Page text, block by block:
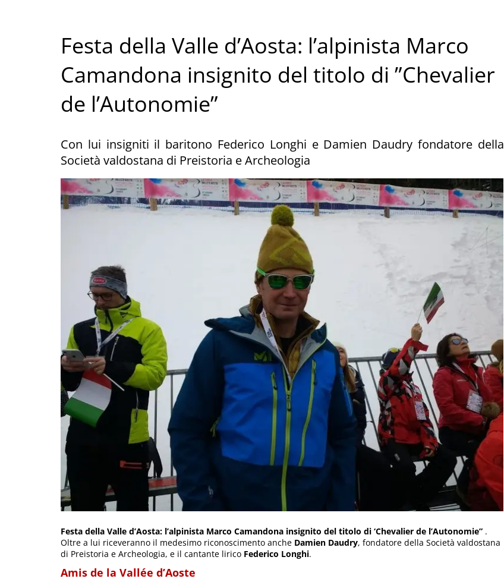
Festa della Valle d’Aosta: l’alpinista Marco
Camandona insignito del titolo di ”Chevalier
de l’Autonomie”
Con lui insigniti il baritono Federico Longhi e Damien Daudry fondatore della
Società valdostana di Preistoria e Archeologia
Festa della Valle d’Aosta: l’alpinista Marco Camandona insignito del titolo di ‘Chevalier de l’Autonomie” .
Oltre a lui riceveranno il medesimo riconoscimento anche Damien Daudry, fondatore della Società valdostana
di Preistoria e Archeologia, e il cantante lirico Federico Longhi.
Amis de la Vallée d’Aoste